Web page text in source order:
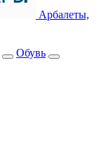
Арбалеты,
Обувь